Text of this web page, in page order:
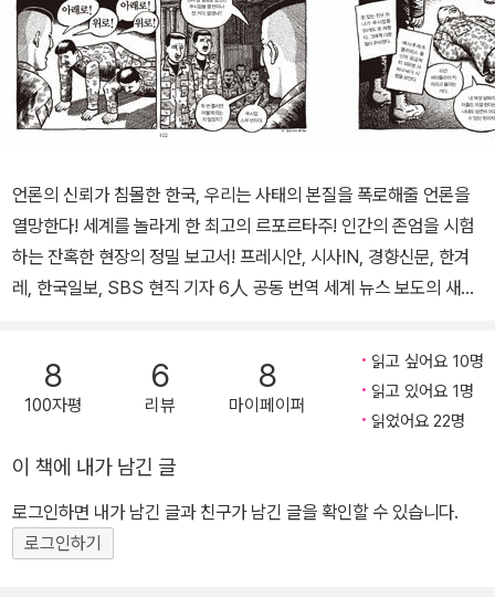
언론의 신뢰가 침몰한 한국, 우리는 사태의 본질을 폭로해줄 언론을
열망한다! 세계를 놀라게 한 최고의 르포르타주! 인간의 존엄을 시험
하는 잔혹한 현장의 정밀 보고서! 프레시안, 시사IN, 경향신문, 한겨
레, 한국일보, SBS 현직 기자 6人 공동 번역 세계 뉴스 보도의 새로
찾아가 그곳의 일을 목도하고 취재하여 만화로 그려내는 작가이자 저
널리스트인 조 사코. 그는 풍자적이고 폭로적인 만화를 통해 인간의
존엄을 시험하는 잔혹한 현장을 세계에 낱낱이 알림으로써 미국 도서
을 말하는 기자들’에게 주는 리덴아워 상 등을 수상, ‘만화 저널리
즘’이라는 새로운 언론 영역을 개척한 선구자이자 세계 최고의 만화
가로 평가받고 있다. 2012년 미국에서 출간되어 이후 프랑스를 비롯
한 유럽 등지에서 번역 출간되었고, ‘2013 LA타임스 도서상’ 파이널
8
100자평
6
리뷰
8
마이페이퍼
읽고 싶어요 10명
읽고 있어요 1명
읽었어요 22명
이 책에 내가 남긴 글
로그인하면 내가 남긴 글과 친구가 남긴 글을 확인할 수 있습니다.
로그인하기